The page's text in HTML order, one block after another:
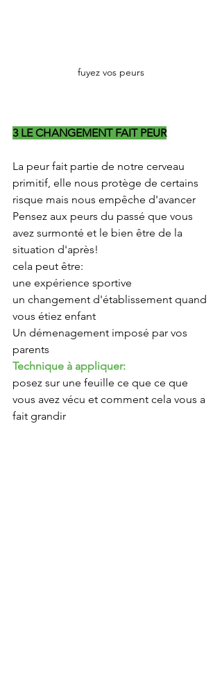
fuyez vos peurs
3 LE CHANGEMENT FAIT PEUR
La peur fait partie de notre cerveau
primitif, elle nous protège de certains
risque mais nous empêche d'avancer
Pensez aux peurs du passé que vous
avez surmonté et le bien être de la
situation d'après!
cela peut être:
une expérience sportive
un changement d'établissement quand
vous étiez enfant
Un démenagement imposé par vos
parents
Technique à appliquer:
posez sur une feuille ce que ce que
vous avez vécu et comment cela vous a
fait grandir